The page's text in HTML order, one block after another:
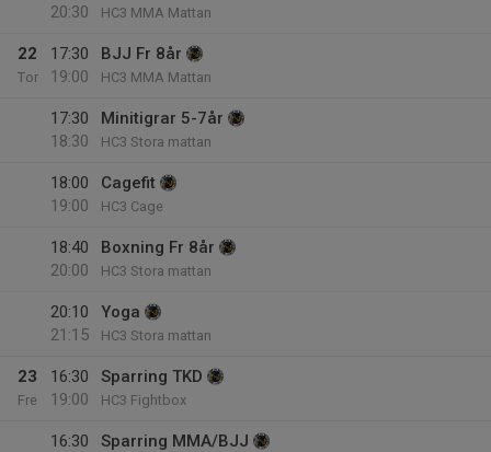
20:30
HC3 MMA Mattan
22
Tor
17:30
19:00
BJJ Fr 8år
HC3 MMA Mattan
17:30
18:30
Minitigrar 5-7år
HC3 Stora mattan
18:00
19:00
Cagefit
HC3 Cage
18:40
20:00
Boxning Fr 8år
HC3 Stora mattan
20:10
21:15
Yoga
HC3 Stora mattan
23
Fre
16:30
19:00
Sparring TKD
HC3 Fightbox
16:30
Sparring MMA/BJJ